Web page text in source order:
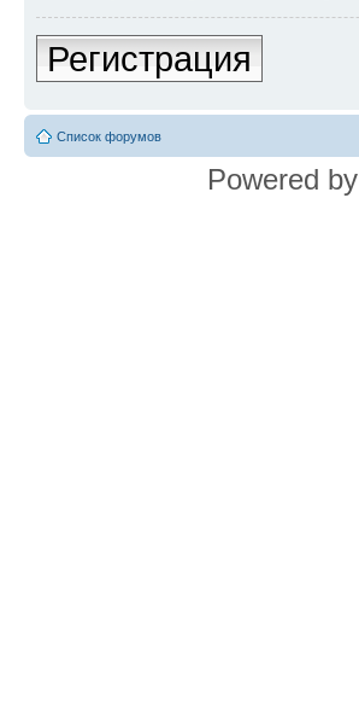
Регистрация
Список форумов
Powered by